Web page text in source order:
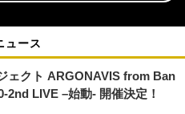
ュース
ェクト ARGONAVIS from Ban
LIVE –始動- 開催決定！